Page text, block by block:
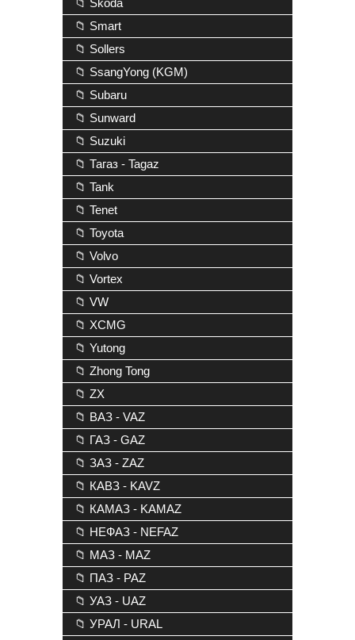
📁 Skoda
📁 Smart
📁 Sollers
📁 SsangYong (KGM)
📁 Subaru
📁 Sunward
📁 Suzuki
📁 Тагаз - Tagaz
📁 Tank
📁 Tenet
📁 Toyota
📁 Volvo
📁 Vortex
📁 VW
📁 XCMG
📁 Yutong
📁 Zhong Tong
📁 ZX
📁 ВАЗ - VAZ
📁 ГАЗ - GAZ
📁 ЗАЗ - ZAZ
📁 КАВЗ - KAVZ
📁 КАМАЗ - KAMAZ
📁 НЕФАЗ - NEFAZ
📁 МАЗ - MAZ
📁 ПАЗ - PAZ
📁 УАЗ - UAZ
📁 УРАЛ - URAL